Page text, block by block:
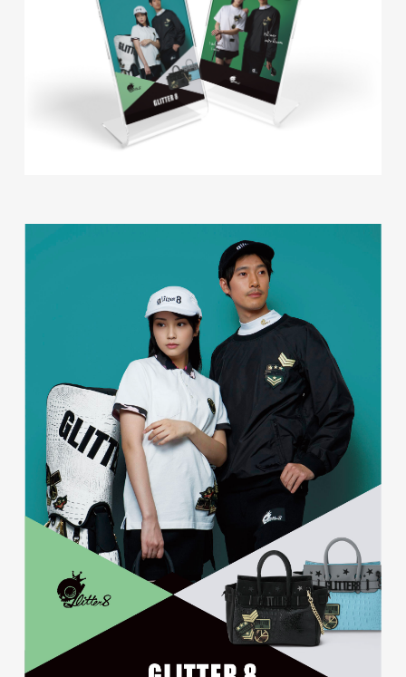
glitter8様 チラシ
#アパレル・ファッション
磐田商工会議所様 磐田市商店
会連盟チラシ
#公共・行政・団体
#チラシ